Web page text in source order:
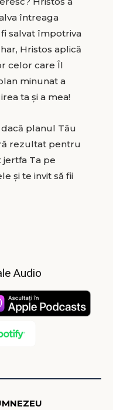
întreaga
salvat împotriva
Hristos aplică
celor care Îl
minunat a
ta şi a mea!
planul Tău
rezultat pentru
jertfa Ta pe
şi te invit să fii
Audio